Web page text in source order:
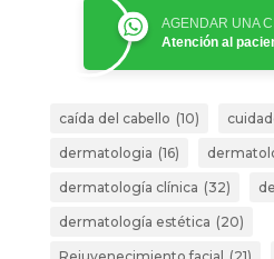
AGENDAR UNA
Atención al
caída del cabello (10)
dermatologia (16)
dermatología clínica (32)
dermatología estética (20)